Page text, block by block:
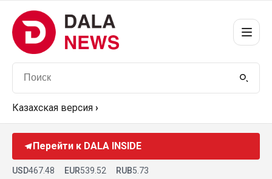
Казахская версия ›
Перейти к DALA INSIDE
USD467.48 EUR539.52 RUB5.73